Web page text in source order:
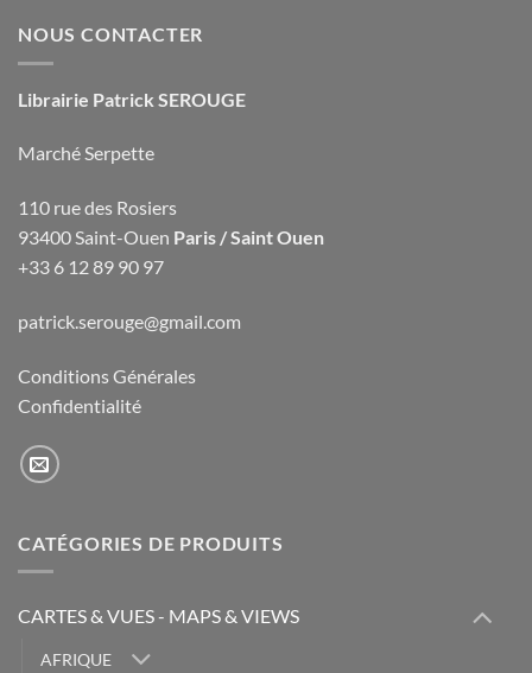
NOUS CONTACTER
Librairie Patrick SEROUGE
Marché Serpette
110 rue des Rosiers
93400 Saint-Ouen Paris / Saint Ouen
+33 6 12 89 90 97
patrick.serouge@gmail.com
Conditions Générales
Confidentialité
CATÉGORIES DE PRODUITS
CARTES & VUES - MAPS & VIEWS
AFRIQUE